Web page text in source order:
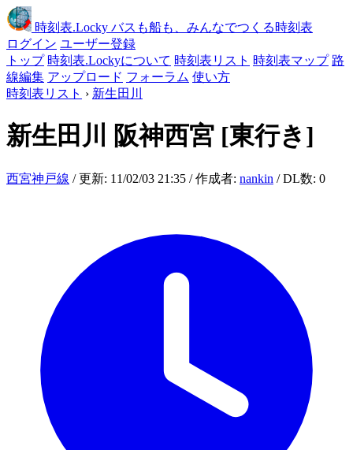
時刻表.Locky バスも船も、みんなでつくる時刻表
ログイン ユーザー登録
トップ 時刻表.Lockyについて 時刻表リスト 時刻表マップ 路
線編集 アップロード フォーラム 使い方
時刻表リスト › 新生田川
新生田川 阪神西宮 [東行き]
西宮神戸線 / 更新: 11/02/03 21:35 / 作成者: nankin / DL数: 0